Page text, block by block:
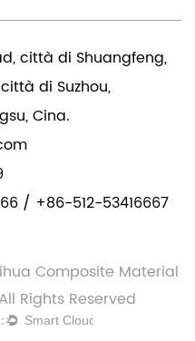
città di Shuangfeng,
di Suzhou,
Cina.
/ +86-512-53416667
Composite Material
Rights Reserved